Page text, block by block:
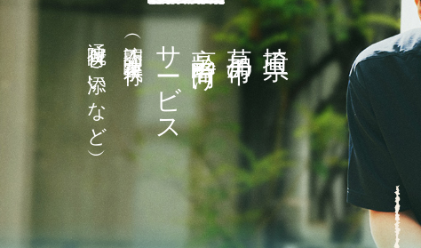
埼
玉
県
草
加
市
の
高齢者向け
サ
ー
ビス
（訪問介護・家事代行
通院付き添いなど）